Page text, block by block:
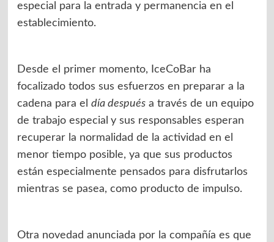
especial para la entrada y permanencia en el
establecimiento.
Desde el primer momento, IceCoBar ha
focalizado todos sus esfuerzos en preparar a la
cadena para el día despuésa través de un equipo
de trabajo especial y sus responsables esperan
recuperar la normalidad de la actividad en el
menor tiempo posible, ya que sus productos
están especialmente pensados para disfrutarlos
mientras se pasea, como producto de impulso.
Otra novedad anunciada por la compañía es que